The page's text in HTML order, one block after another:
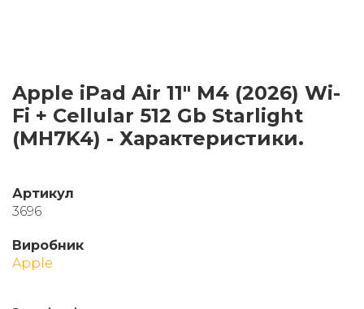
Apple iPad Air 11" M4 (2026) Wi-
Fi + Cellular 512 Gb Starlight
(MH7K4) - Характеристики.
Артикул
3696
Виробник
Apple